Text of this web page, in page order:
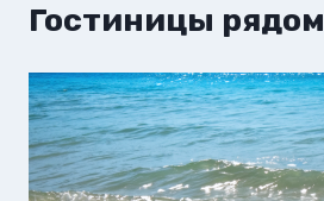
Гостиницы рядом